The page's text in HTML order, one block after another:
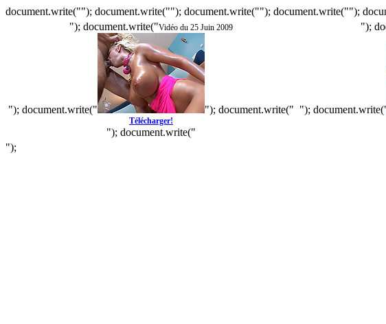
document.write(""); document.write(""); document.write(""); document.write("");
"); document.write("Vidéo du 25 Juin 2009
"); document.write(" "); document.write("
Télécharger!
"); document.write("
");
");
");